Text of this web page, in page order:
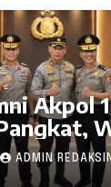
Akpol
atas
ADMIN